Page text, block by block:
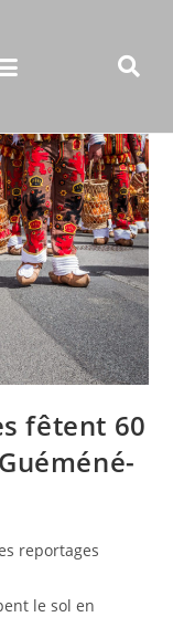
fêtent 60
reportages
le sol en